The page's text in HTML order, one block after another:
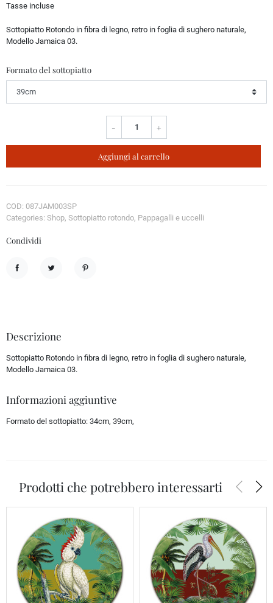
Tasse incluse
Sottopiatto Rotondo in fibra di legno, retro in foglia di sughero naturale,
Modello Jamaica 03.
Formato del sottopiatto
- +
Aggiungi al carrello
COD: 087JAM003SP
Categories: Shop, Sottopiatto rotondo, Pappagalli e uccelli
Condividi
Descrizione
Sottopiatto Rotondo in fibra di legno, retro in foglia di sughero naturale,
Modello Jamaica 03.
Informazioni aggiuntive
Formato del sottopiatto: 34cm, 39cm,
Prodotti che potrebbero interessarti arrow_back_ios arrow_forward_ios